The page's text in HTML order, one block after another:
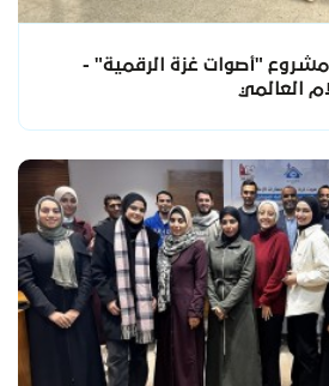
مشروع "أصوات غزة الرقمية" -
العالمي